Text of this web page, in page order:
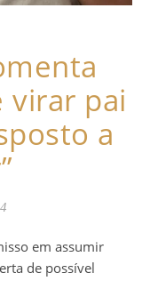
virar pai
a
de possível